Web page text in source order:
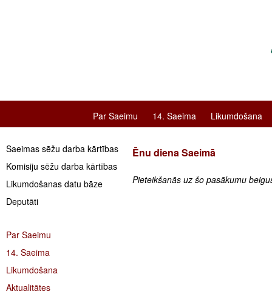
Par Saeimu 14. Saeima Likumdošana
Saeimas sēžu darba kārtības
Komisiju sēžu darba kārtības
Likumdošanas datu bāze
Deputāti
Par Saeimu
14. Saeima
Likumdošana
Aktualitātes
Ēnu diena Saeimā
Pieteikšanās uz šo pasākumu